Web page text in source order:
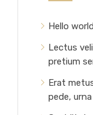
Hello
Lectus
pretium
Erat
pede,